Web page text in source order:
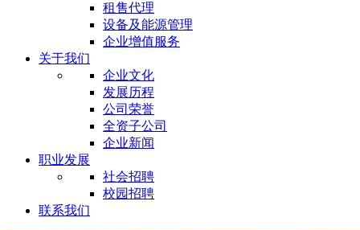
租售代理
设备及能源管理
企业增值服务
关于我们
企业文化
发展历程
公司荣誉
全资子公司
企业新闻
职业发展
社会招聘
校园招聘
联系我们